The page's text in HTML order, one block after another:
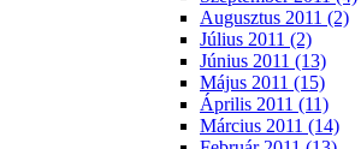
Augusztus 2011 (2)
Július 2011 (2)
Június 2011 (13)
Május 2011 (15)
Április 2011 (11)
Március 2011 (14)